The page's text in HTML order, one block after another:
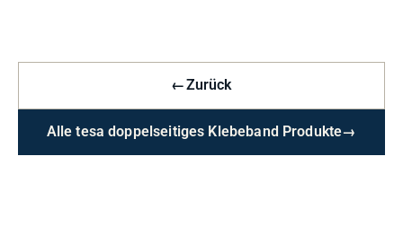
←Zurück
Alle tesa doppelseitiges Klebeband Produkte→